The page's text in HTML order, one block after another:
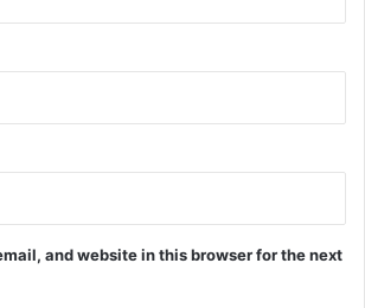
and website in this browser for the next